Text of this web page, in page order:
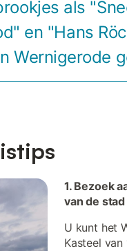
als
en "Hans
Wernigerode
1. Bezoek
van de stad
U kunt het
Kasteel